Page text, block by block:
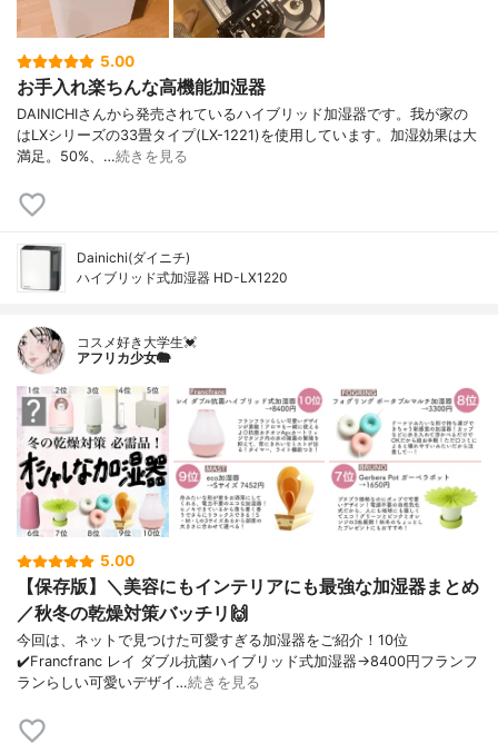
5.00
お手入れ楽ちんな高機能加湿器
DAINICHIさんから発売されているハイブリッド加湿器です。我が家の
はLXシリーズの33畳タイプ(LX-1221)を使用しています。加湿効果は大
満足。50%、…続きを見る
Dainichi(ダイニチ)
ハイブリッド式加湿器 HD-LX1220
コスメ好き大学生💓
アフリカ少女🐘
5.00
【保存版】＼美容にもインテリアにも最強な加湿器まとめ
／秋冬の乾燥対策バッチリ🙌
今回は、ネットで見つけた可愛すぎる加湿器をご紹介！10位
✔️Francfranc レイ ダブル抗菌ハイブリッド式加湿器→8400円フランフ
ランらしい可愛いデザイ…続きを見る